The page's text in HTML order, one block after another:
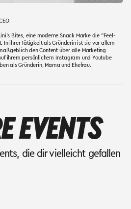
Bites, eine moderne Snack Marke die "Feel-
In ihrer Tätigkeit als Gründerin ist sie vor allem
den Content über alle Marketing
ihrem persönlichem Instagram und Youtube
als Gründerin, Mama und Ehefrau.
EVENTS
die dir vielleicht gefallen